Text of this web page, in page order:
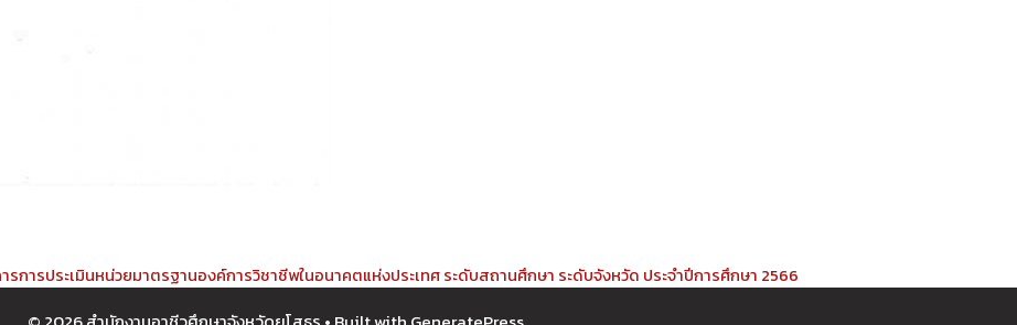
การประเมินหน่วยมาตรฐานองค์การวิชาชีพในอนาคตแห่งประเทศ ระดับสถานศึกษา ระดับจังหวัด ประจำปีการศึกษา 2566